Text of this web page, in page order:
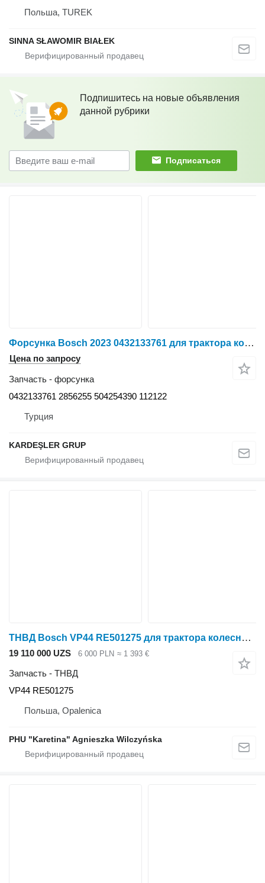
Польша, TUREK
SINNA SŁAWOMIR BIAŁEK
Подпишитесь на новые объявления
данной рубрики
Подписаться
Форсунка Bosch 2023 0432133761 для трактора колесного Case IH New
Цена по запросу
Запчасть - форсунка
0432133761 2856255 504254390 112122
Турция
KARDEŞLER GRUP
ТНВД Bosch VP44 RE501275 для трактора колесного John Deere 6820 6920
19 110 000 UZS 6 000 PLN ≈ 1 393 €
Запчасть - ТНВД
VP44 RE501275
Польша, Opalenica
PHU "Karetina" Agnieszka Wilczyńska